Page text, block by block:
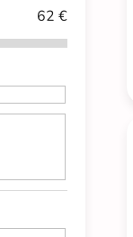
62 €